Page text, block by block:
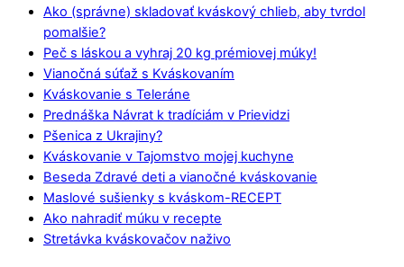
Ako (správne) skladovať kváskový chlieb, aby tvrdol
pomalšie?
Peč s láskou a vyhraj 20 kg prémiovej múky!
Vianočná súťaž s Kváskovaním
Kváskovanie s Teleráne
Prednáška Návrat k tradíciám v Prievidzi
Pšenica z Ukrajiny?
Kváskovanie v Tajomstvo mojej kuchyne
Beseda Zdravé deti a vianočné kváskovanie
Maslové sušienky s kváskom-RECEPT
Ako nahradiť múku v recepte
Stretávka kváskovačov naživo